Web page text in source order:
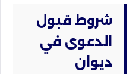
شروط قبول
الدعوى في
ديوان